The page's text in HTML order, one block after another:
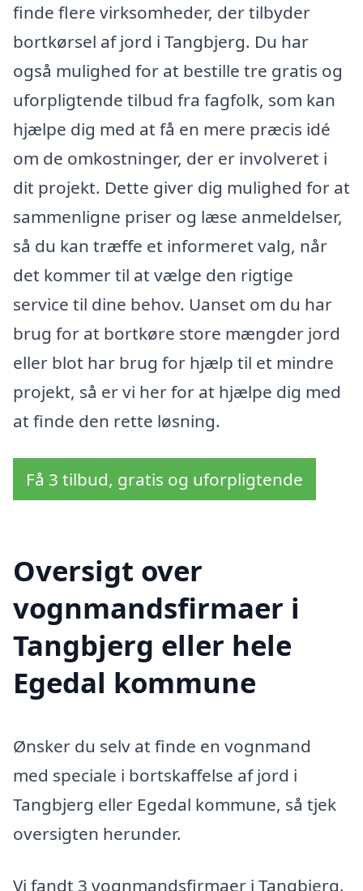
finde flere virksomheder, der tilbyder
bortkørsel af jord i Tangbjerg. Du har
også mulighed for at bestille tre gratis og
uforpligtende tilbud fra fagfolk, som kan
hjælpe dig med at få en mere præcis idé
om de omkostninger, der er involveret i
dit projekt. Dette giver dig mulighed for at
sammenligne priser og læse anmeldelser,
så du kan træffe et informeret valg, når
det kommer til at vælge den rigtige
service til dine behov. Uanset om du har
brug for at bortkøre store mængder jord
eller blot har brug for hjælp til et mindre
projekt, så er vi her for at hjælpe dig med
at finde den rette løsning.
Få 3 tilbud, gratis og uforpligtende
Oversigt over
vognmandsfirmaer i
Tangbjerg eller hele
Egedal kommune
Ønsker du selv at finde en vognmand
med speciale i bortskaffelse af jord i
Tangbjerg eller Egedal kommune, så tjek
oversigten herunder.
Vi fandt 3 vognmandsfirmaer i Tangbjerg.